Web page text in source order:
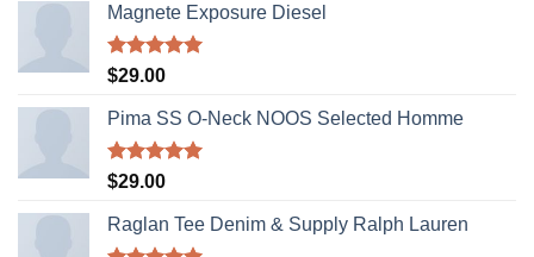
Magnete Exposure Diesel
Rated5.00
$29.00
Pima SS O-Neck NOOS Selected Homme
Rated5.00
$29.00
Raglan Tee Denim & Supply Ralph Lauren